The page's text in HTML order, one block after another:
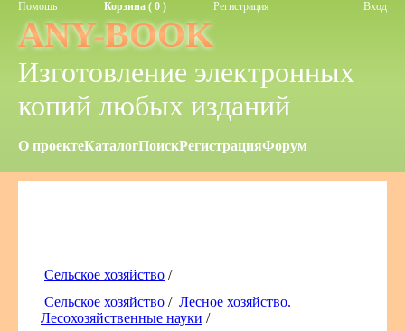
Помощь Корзина ( 0 ) Регистрация Вход
ANY-BOOK
Изготовление электронных
копий любых изданий
О проектеКаталогПоискРегистрацияФорум
Сельское хозяйство /
Сельское хозяйство / Лесное хозяйство.
Лесохозяйственные науки /